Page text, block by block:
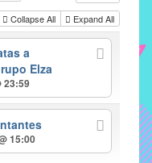
Collapse All Expand All
a
Elza
23:59
15:00